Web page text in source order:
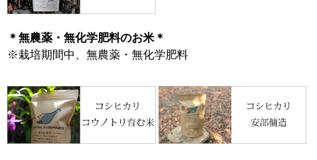
＊無農薬・無化学肥料のお米＊
※栽培期間中、無農薬・無化学肥料